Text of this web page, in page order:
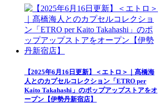
【2025年6月16日更新】＜エトロ＞｜髙橋海
人とのカプセルコレクション「ETRO per
Kaito Takahashi」のポップアップストアをオ
ープン【伊勢丹新宿店】